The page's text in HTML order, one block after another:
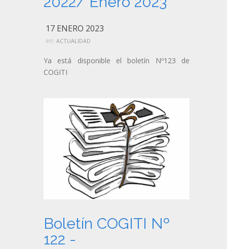
17 ENERO 2023
en: ACTUALIDAD
Ya está disponible el boletín Nº123 de
COGITI
Boletín COGITI Nº
122 -